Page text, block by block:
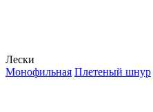
Лески
Монофильная Плетеный шнур